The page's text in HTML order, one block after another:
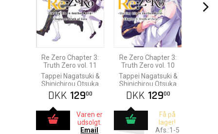
Re Zero Chapter 3:
Truth Zero vol. 11
Tappei Nagatsuki &
Shinichirou Otsuka
DKK 12900
Varen er
udsolgt.
Email
Re Zero Chapter 3:
Truth Zero vol. 10
Tappei Nagatsuki &
Shinichirou Otsuka
DKK 12900
Få på
lager!
Afs.:1-5